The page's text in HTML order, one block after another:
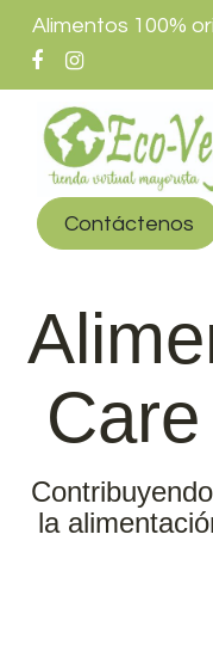
Alimentos 100%
Contáctenos
la